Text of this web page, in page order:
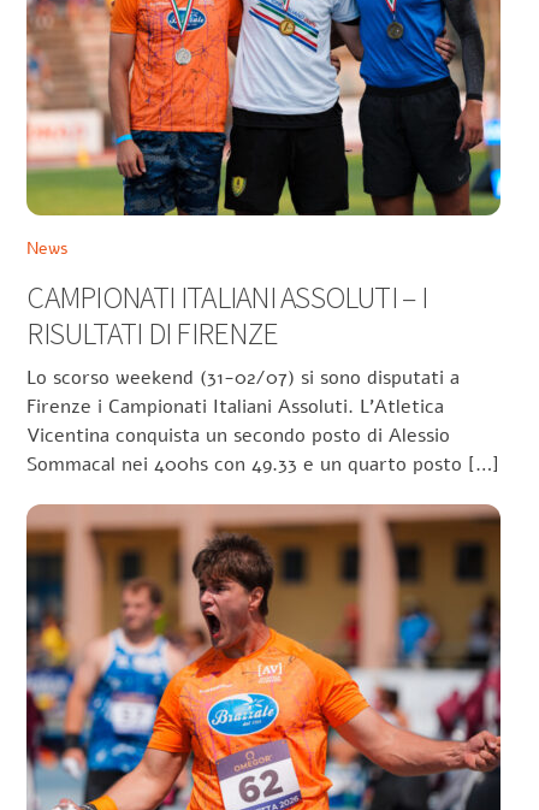
News
CAMPIONATI ITALIANI ASSOLUTI – I
RISULTATI DI FIRENZE
Lo scorso weekend (31-02/07) si sono disputati a
Firenze i Campionati Italiani Assoluti. L’Atletica
Vicentina conquista un secondo posto di Alessio
Sommacal nei 400hs con 49.33 e un quarto posto […]